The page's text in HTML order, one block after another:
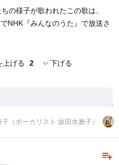
の様子が歌われたこの歌は、
NHK『みんなのうた』で放送さ
上げる 2 expand_more下げる
（ボーカリスト:坂田水雅子）
playlist_add